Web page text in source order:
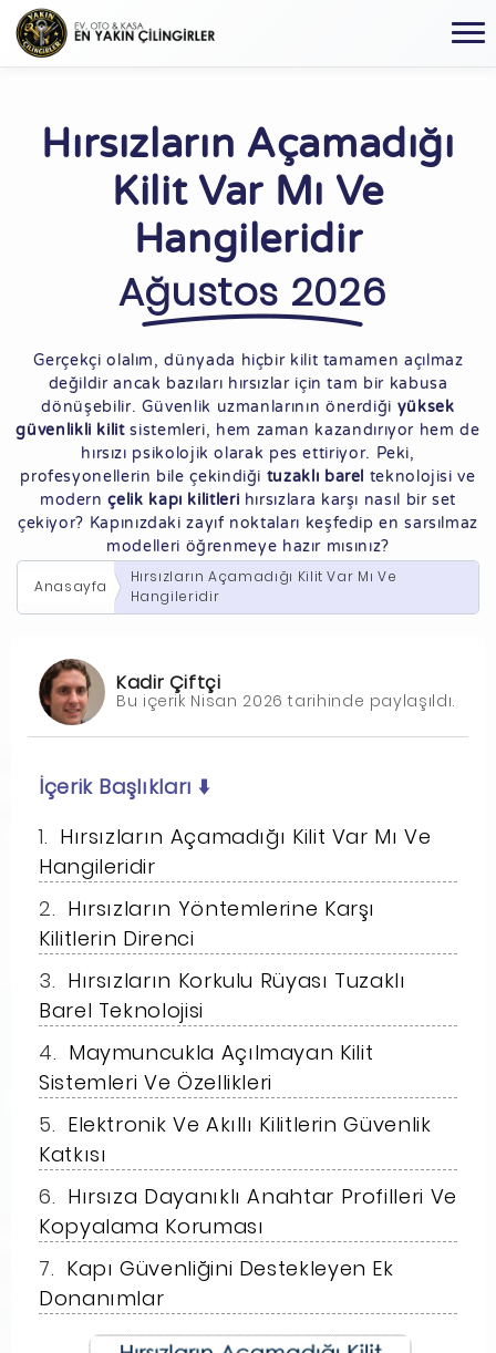
Hırsızların Açamadığı
Kilit Var Mı Ve
Hangileridir
Ağustos 2026
Gerçekçi olalım, dünyada hiçbir kilit tamamen açılmaz
değildir ancak bazıları hırsızlar için tam bir kabusa
dönüşebilir. Güvenlik uzmanlarının önerdiği yüksek
güvenlikli kilitsistemleri, hem zaman kazandırıyor hem de
hırsızı psikolojik olarak pes ettiriyor. Peki,
profesyonellerin bile çekindiği tuzaklı barel teknolojisi ve
modernçelik kapı kilitleri hırsızlara karşı nasıl bir set
çekiyor? Kapınızdaki zayıf noktaları keşfedip en sarsılmaz
modelleri öğrenmeye hazır mısınız?
Anasayfa
Hırsızların Açamadığı Kilit Var Mı Ve
Hangileridir
Kadir Çiftçi
Bu içerik Nisan 2026 tarihinde paylaşıldı.
İçerik Başlıkları ⬇️
Hırsızların Açamadığı Kilit Var Mı Ve
Hangileridir
Hırsızların Yöntemlerine Karşı
Kilitlerin Direnci
Hırsızların Korkulu Rüyası Tuzaklı
Barel Teknolojisi
Maymuncukla Açılmayan Kilit
Sistemleri Ve Özellikleri
Elektronik Ve Akıllı Kilitlerin Güvenlik
Katkısı
Hırsıza Dayanıklı Anahtar Profilleri Ve
Kopyalama Koruması
Kapı Güvenliğini Destekleyen Ek
Donanımlar